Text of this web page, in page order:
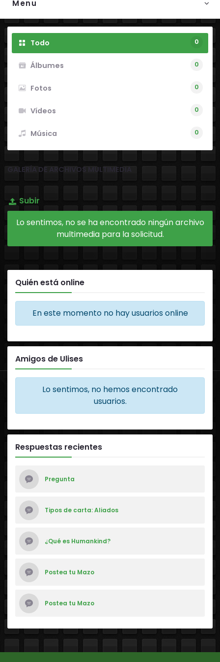
Menu
Todo 0
Álbumes 0
Fotos 0
Vídeos 0
Música 0
GALERÍA DE ARCHIVOS MULTIMEDIA
Subir
Lo sentimos, no se ha encontrado ningún archivo
multimedia para la solicitud.
Quién está online
En este momento no hay usuarios online
Amigos de Ulises
Lo sentimos, no hemos encontrado
usuarios.
Respuestas recientes
Pregunta
Tipos de carta: Aliados
¿Qué es Humankind?
Postea tu Mazo
Postea tu Mazo